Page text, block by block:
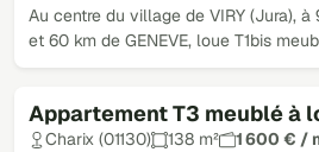
Au centre du village de VIRY (Jura), à
et 60 km de GENEVE, loue T1bis
Appartement T3 meublé à
Charix (01130) 138 m²
1 600 € /